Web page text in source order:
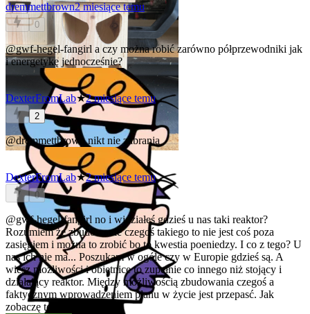
dremmettbrown2 miesiące temu
0
@gwf-hegel-fangirl a czy można robić zarówno półprzewodniki jak
i energetykę jednocześnie?
DexterFromLab★2 miesiące temu
2
@dremmettbrownnikt nie zabrania
DexterFromLab★2 miesiące temu
0
@gwf-hegel-fangirl no i widziałeś gdzieś u nas taki reaktor?
Rozumiem że zbudowanie czegoś takiego to nie jest coś poza
zasięgiem i można to zrobić bo to kwestia poeniedzy. I co z tego? U
nas ich nie ma... Poszukam w ogóle czy w Europie gdzieś są. A
wiesz możliwości i obietnice to zupełnie co innego niż stojący i
działający reaktor. Między możliwością zbudowania czegoś a
faktycznym wprowadzeniem planu w życie jest przepasć. Jak
zobaczę to uwierzę.